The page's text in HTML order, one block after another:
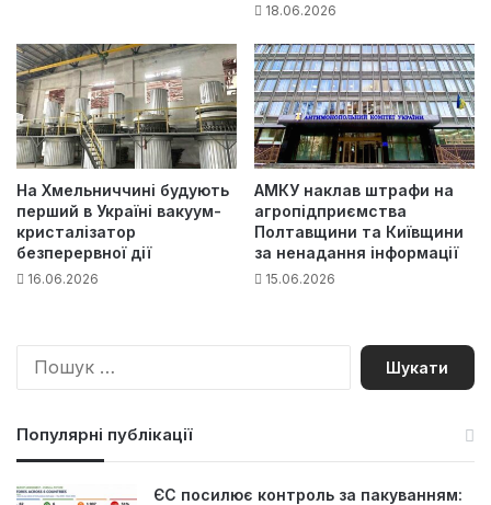
18.06.2026
На Хмельниччині будують
перший в Україні вакуум-
кристалізатор
безперервної дії
16.06.2026
АМКУ наклав штрафи на
агропідприємства
Полтавщини та Київщини
за ненадання інформації
15.06.2026
П
Популярні публікації
ЄС посилює контроль за пакуванням: